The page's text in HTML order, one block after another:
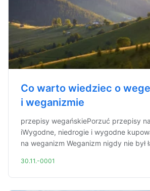
Co warto wiedziec o
i weganizmie
przepisy wegańskiePorzuć przepisy
iWygodne, niedrogie i wygodne
na weganizm Weganizm nigdy nie był
30.11.-0001